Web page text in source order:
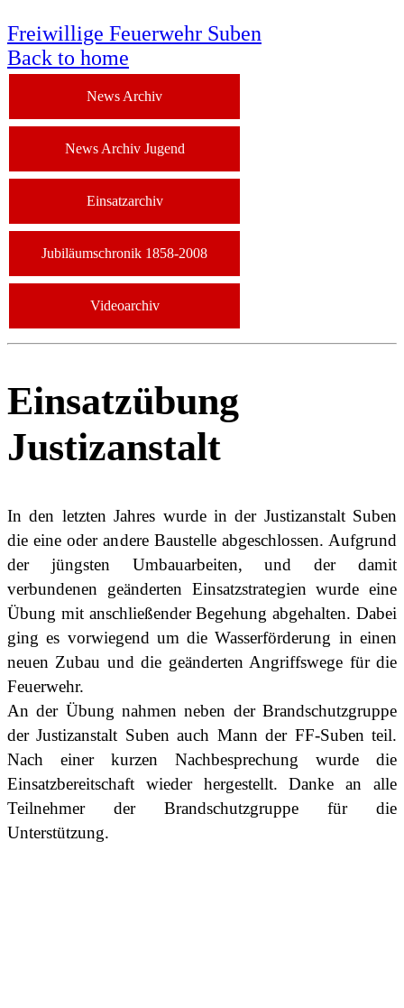
Freiwillige Feuerwehr Suben
Back to home
News Archiv
News Archiv Jugend
Einsatzarchiv
Jubiläumschronik 1858-2008
Videoarchiv
Einsatzübung
Justizanstalt
In den letzten Jahres wurde in der Justizanstalt Suben
die eine oder andere Baustelle abgeschlossen. Aufgrund
der jüngsten Umbauarbeiten, und der damit
verbundenen geänderten Einsatzstrategien wurde eine
Übung mit anschließender Begehung abgehalten. Dabei
ging es vorwiegend um die Wasserförderung in einen
neuen Zubau und die geänderten Angriffswege für die
Feuerwehr.
An der Übung nahmen neben der Brandschutzgruppe
der Justizanstalt Suben auch Mann der FF-Suben teil.
Nach einer kurzen Nachbesprechung wurde die
Einsatzbereitschaft wieder hergestellt. Danke an alle
Teilnehmer der Brandschutzgruppe für die
Unterstützung.